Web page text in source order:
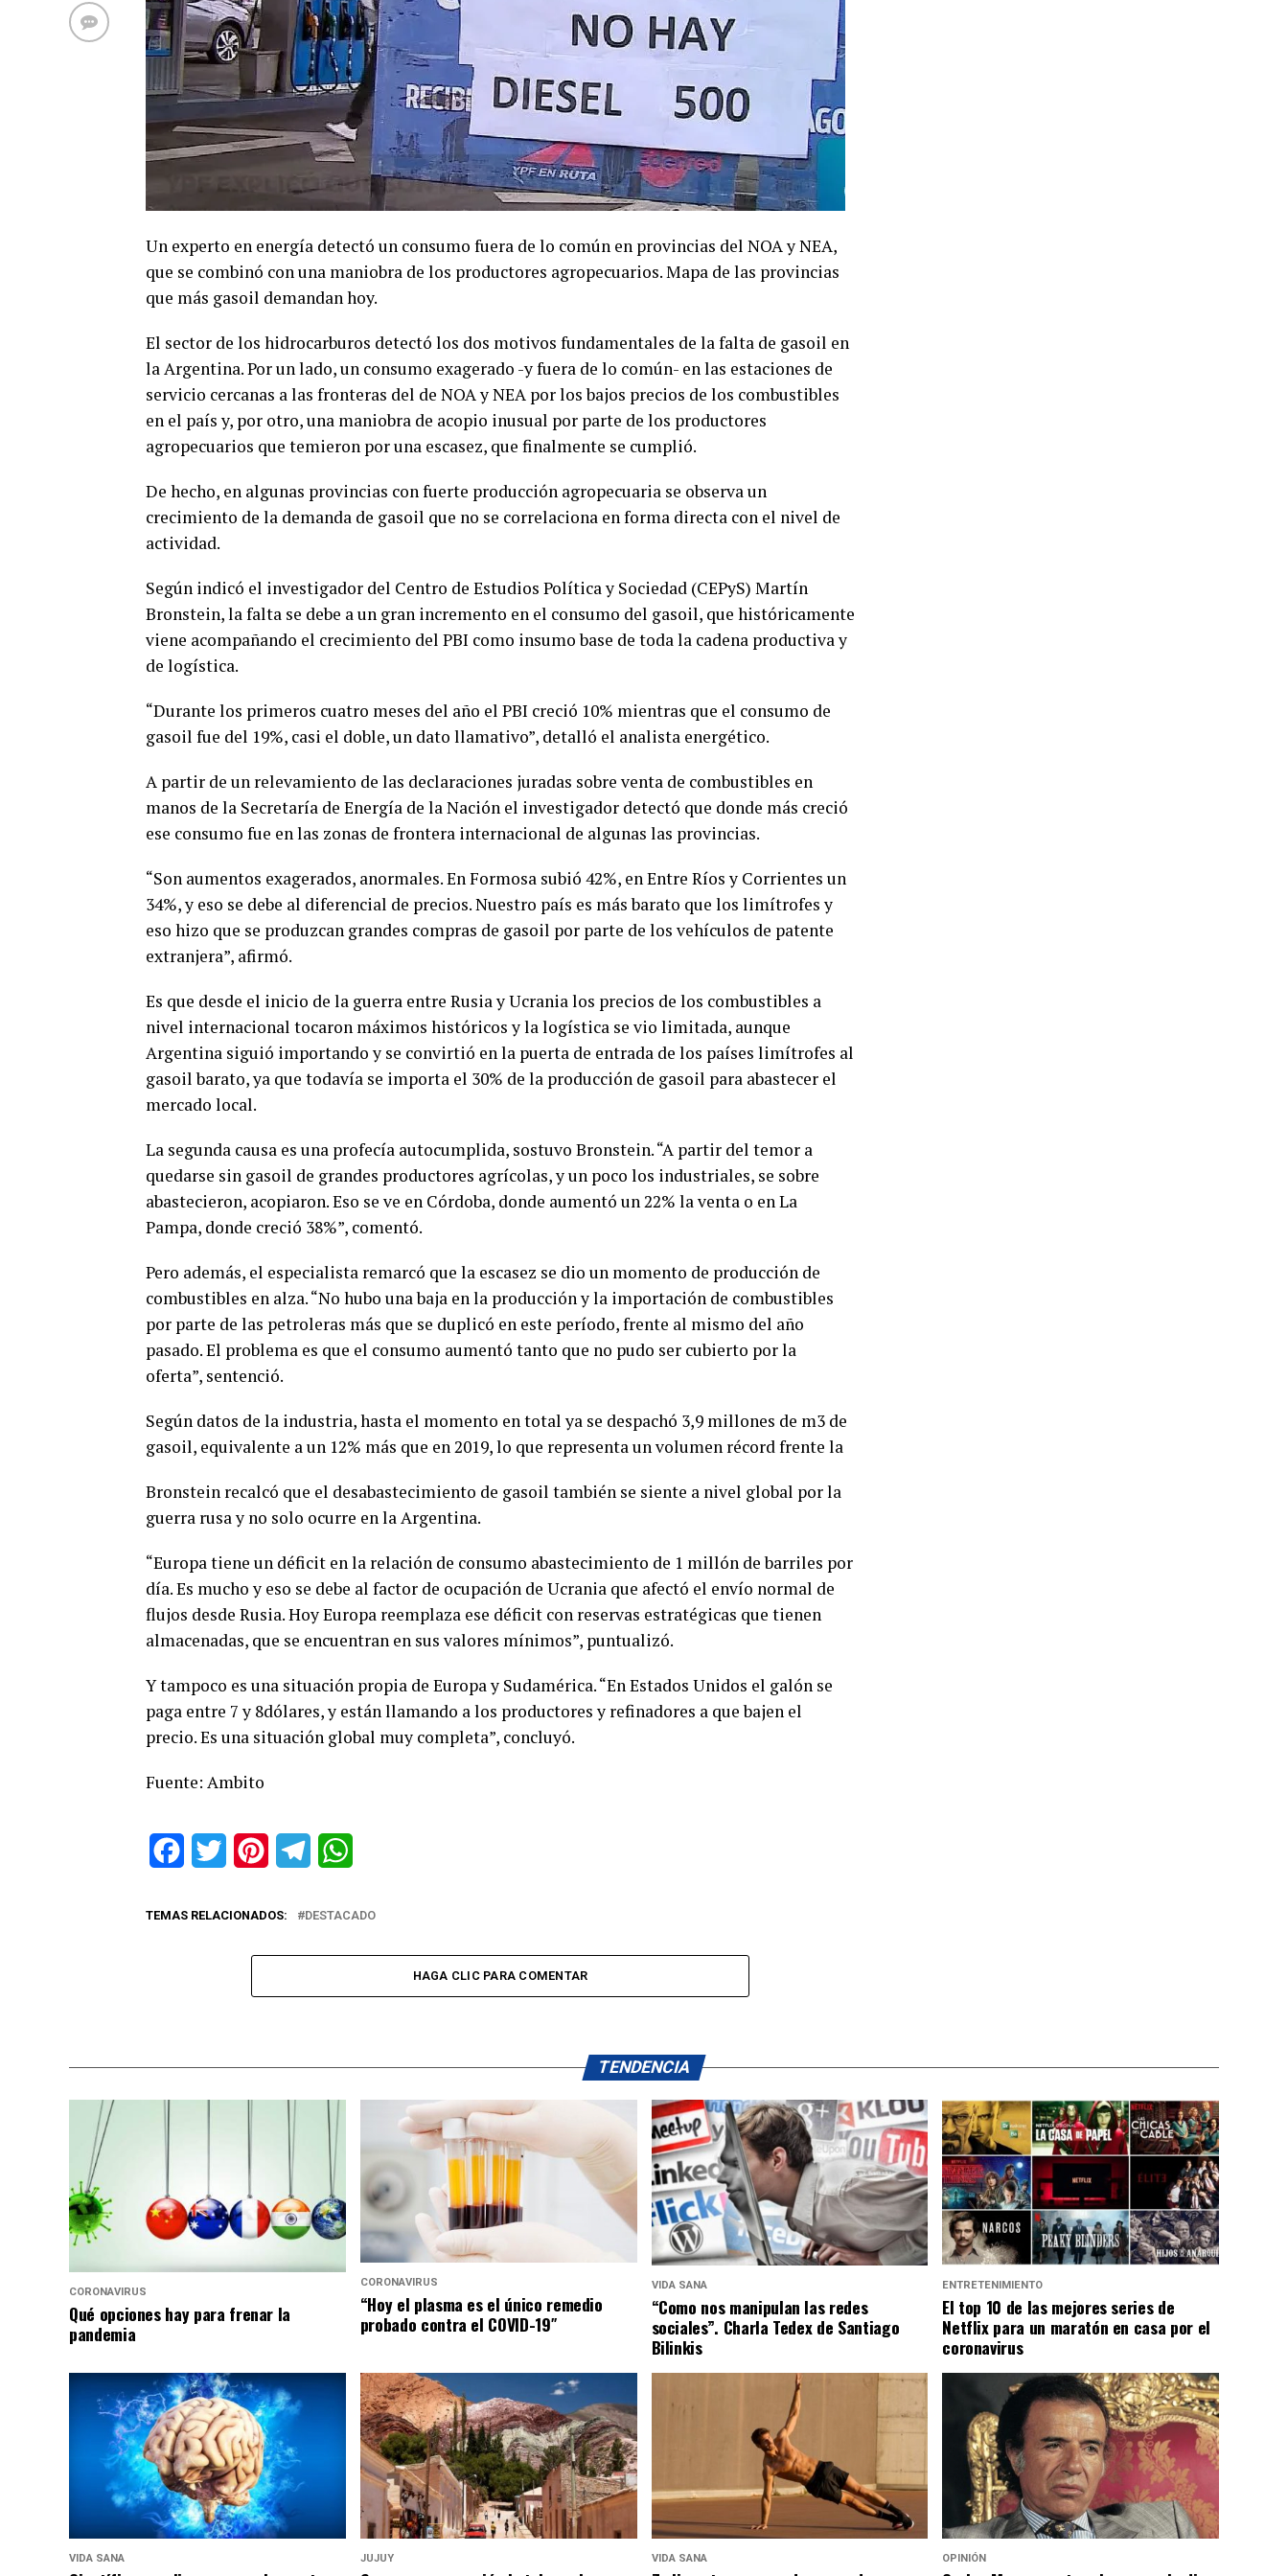
Un experto en energía detectó un consumo fuera de lo común en provincias del NOA y NEA,
que se combinó con una maniobra de los productores agropecuarios. Mapa de las provincias
que más gasoil demandan hoy.
El sector de los hidrocarburos detectó los dos motivos fundamentales de la falta de gasoil en
la Argentina. Por un lado, un consumo exagerado -y fuera de lo común- en las estaciones de
servicio cercanas a las fronteras del de NOA y NEA por los bajos precios de los combustibles
en el país y, por otro, una maniobra de acopio inusual por parte de los productores
agropecuarios que temieron por una escasez, que finalmente se cumplió.
De hecho, en algunas provincias con fuerte producción agropecuaria se observa un
crecimiento de la demanda de gasoil que no se correlaciona en forma directa con el nivel de
actividad.
Según indicó el investigador del Centro de Estudios Política y Sociedad (CEPyS) Martín
Bronstein, la falta se debe a un gran incremento en el consumo del gasoil, que históricamente
viene acompañando el crecimiento del PBI como insumo base de toda la cadena productiva y
de logística.
“Durante los primeros cuatro meses del año el PBI creció 10% mientras que el consumo de
gasoil fue del 19%, casi el doble, un dato llamativo”, detalló el analista energético.
A partir de un relevamiento de las declaraciones juradas sobre venta de combustibles en
manos de la Secretaría de Energía de la Nación el investigador detectó que donde más creció
ese consumo fue en las zonas de frontera internacional de algunas las provincias.
“Son aumentos exagerados, anormales. En Formosa subió 42%, en Entre Ríos y Corrientes un
34%, y eso se debe al diferencial de precios. Nuestro país es más barato que los limítrofes y
eso hizo que se produzcan grandes compras de gasoil por parte de los vehículos de patente
extranjera”, afirmó.
Es que desde el inicio de la guerra entre Rusia y Ucrania los precios de los combustibles a
nivel internacional tocaron máximos históricos y la logística se vio limitada, aunque
Argentina siguió importando y se convirtió en la puerta de entrada de los países limítrofes al
gasoil barato, ya que todavía se importa el 30% de la producción de gasoil para abastecer el
mercado local.
La segunda causa es una profecía autocumplida, sostuvo Bronstein. “A partir del temor a
quedarse sin gasoil de grandes productores agrícolas, y un poco los industriales, se sobre
abastecieron, acopiaron. Eso se ve en Córdoba, donde aumentó un 22% la venta o en La
Pampa, donde creció 38%”, comentó.
Pero además, el especialista remarcó que la escasez se dio un momento de producción de
combustibles en alza. “No hubo una baja en la producción y la importación de combustibles
por parte de las petroleras más que se duplicó en este período, frente al mismo del año
pasado. El problema es que el consumo aumentó tanto que no pudo ser cubierto por la
oferta”, sentenció.
Según datos de la industria, hasta el momento en total ya se despachó 3,9 millones de m3 de
gasoil, equivalente a un 12% más que en 2019, lo que representa un volumen récord frente la
Bronstein recalcó que el desabastecimiento de gasoil también se siente a nivel global por la
guerra rusa y no solo ocurre en la Argentina.
“Europa tiene un déficit en la relación de consumo abastecimiento de 1 millón de barriles por
día. Es mucho y eso se debe al factor de ocupación de Ucrania que afectó el envío normal de
flujos desde Rusia. Hoy Europa reemplaza ese déficit con reservas estratégicas que tienen
almacenadas, que se encuentran en sus valores mínimos”, puntualizó.
Y tampoco es una situación propia de Europa y Sudamérica. “En Estados Unidos el galón se
paga entre 7 y 8dólares, y están llamando a los productores y refinadores a que bajen el
precio. Es una situación global muy completa”, concluyó.
Fuente: Ambito
FacebookTwitter PinterestTelegram
TEMAS RELACIONADOS: DESTACADO
HAGA CLIC PARA COMENTAR
TENDENCIA
CORONAVIRUS
Qué opciones hay para frenar la
pandemia
CORONAVIRUS
“Hoy el plasma es el único remedio
probado contra el COVID-19″
VIDA SANA
“Como nos manipulan las redes
sociales”. Charla Tedex de Santiago
Bilinkis
ENTRETENIMIENTO
El top 10 de las mejores series de
Netflix para un maratón en casa por el
coronavirus
VIDA SANA JUJUY VIDA SANA OPINIÓN